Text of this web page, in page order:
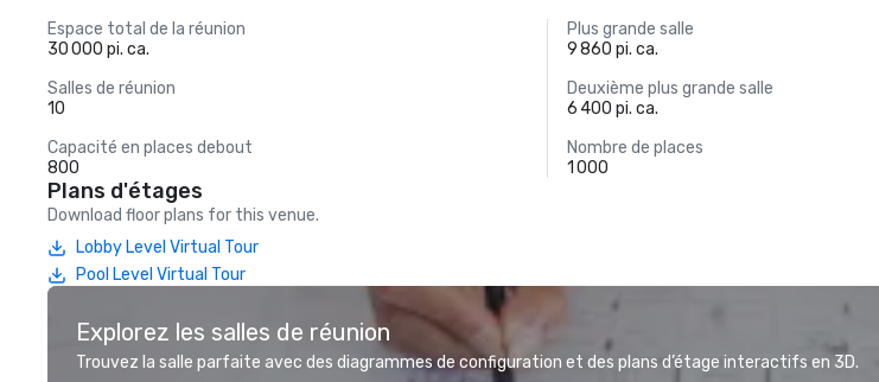
Espace total de la réunion
30 000 pi. ca.
Plus grande salle
9 860 pi. ca.
Salles de réunion
10
Deuxième plus grande salle
6 400 pi. ca.
Capacité en places debout
800
Nombre de places
1 000
Plans d'étages
Download floor plans for this venue.
Lobby Level Virtual Tour
Pool Level Virtual Tour
Explorez les salles de réunion
Trouvez la salle parfaite avec des diagrammes de configuration et des plans d’étage interactifs en 3D.